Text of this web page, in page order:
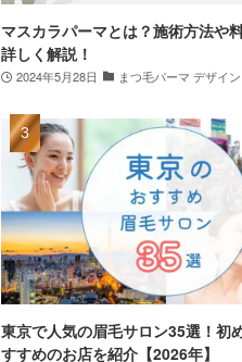
マスカラパーマとは？施術方法や
詳しく解説！
2024年5月28日 まつ毛パーマ デザイン
東京で人気の眉毛サロン35選！初
すすめのお店を紹介【2026年】